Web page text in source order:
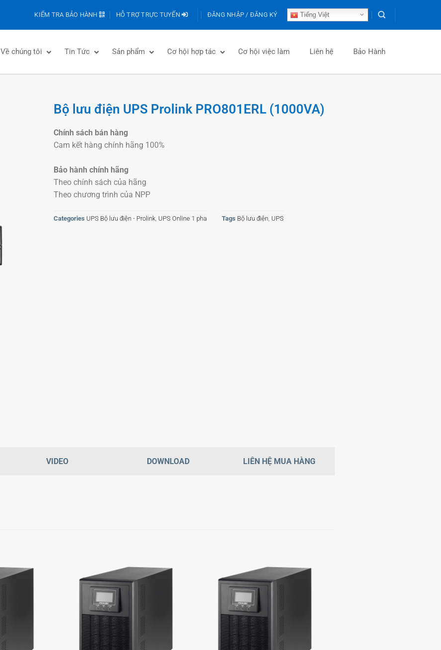
KIỂM TRA BẢO HÀNH HỖ TRỢ TRỰC TUYẾN ĐĂNG NHẬP / ĐĂNG KÝ Tiếng Việt
Về chúng tôi Tin Tức Sản phẩm Cơ hội hợp tác Cơ hội việc làm Liên hệ Bảo Hành
Bộ lưu điện UPS Prolink PRO801ERL (1000VA)
Chính sách bán hàng
Cam kết hàng chính hãng 100%
Bảo hành chính hãng
Theo chính sách của hãng
Theo chương trình của NPP
Categories UPS Bộ lưu điện - Prolink, UPS Online 1 pha Tags Bộ lưu điện, UPS
VIDEO DOWNLOAD LIÊN HỆ MUA HÀNG